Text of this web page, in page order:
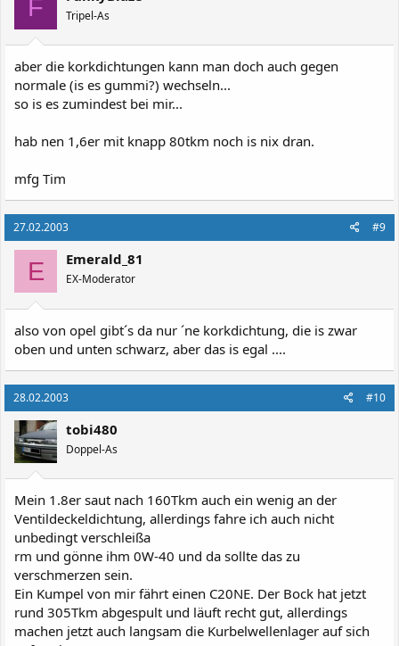
F Tripel-As
aber die korkdichtungen kann man doch auch gegen
normale (is es gummi?) wechseln...
so is es zumindest bei mir...
hab nen 1,6er mit knapp 80tkm noch is nix dran.
mfg Tim
27.02.2003 #9
E Emerald_81
EX-Moderator
also von opel gibt´s da nur ´ne korkdichtung, die is zwar
oben und unten schwarz, aber das is egal ....
28.02.2003 #10
tobi480
Doppel-As
Mein 1.8er saut nach 160Tkm auch ein wenig an der
Ventildeckeldichtung, allerdings fahre ich auch nicht
unbedingt verschleißa
rm und gönne ihm 0W-40 und da sollte das zu
verschmerzen sein.
Ein Kumpel von mir fährt einen C20NE. Der Bock hat jetzt
rund 305Tkm abgespult und läuft recht gut, allerdings
machen jetzt auch langsam die Kurbelwellenlager auf sich